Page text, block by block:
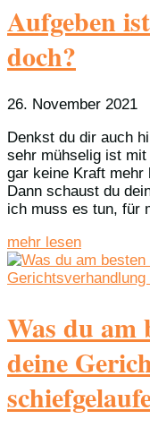
Aufgeben
doch?
26. November 2021
Denkst du dir auch
sehr mühselig ist
gar keine Kraft mehr
Dann schaust du
ich muss es tun, für
mehr lesen
Was du am
deine